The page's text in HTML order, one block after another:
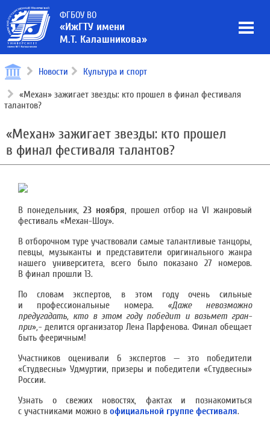
ФГБОУ ВО
«ИжГТУ имени
М.Т. Калашникова»
Новости Культура и спорт
«Механ» зажигает звезды: кто прошел в финал фестиваля
талантов?
«Механ» зажигает звезды: кто прошел
в финал фестиваля талантов?
В понедельник, 23 ноября, прошел отбор на VI жанровый
фестиваль «Механ-Шоу».
В отборочном туре участвовали самые талантливые танцоры,
певцы, музыканты и представители оригинального жанра
нашего университета, всего было показано 27 номеров.
В финал прошли 13.
По словам экспертов, в этом году очень сильные
и профессиональные номера. «Даже невозможно
предугадать, кто в этом году победит и возьмет гран-
при»,- делится организатор Лена Парфенова. Финал обещает
быть фееричным!
Участников оценивали 6 экспертов — это победители
«Студвесны» Удмуртии, призеры и победители «Студвесны»
России.
Узнать о свежих новостях, фактах и познакомиться
с участниками можно в официальной группе фестиваля.